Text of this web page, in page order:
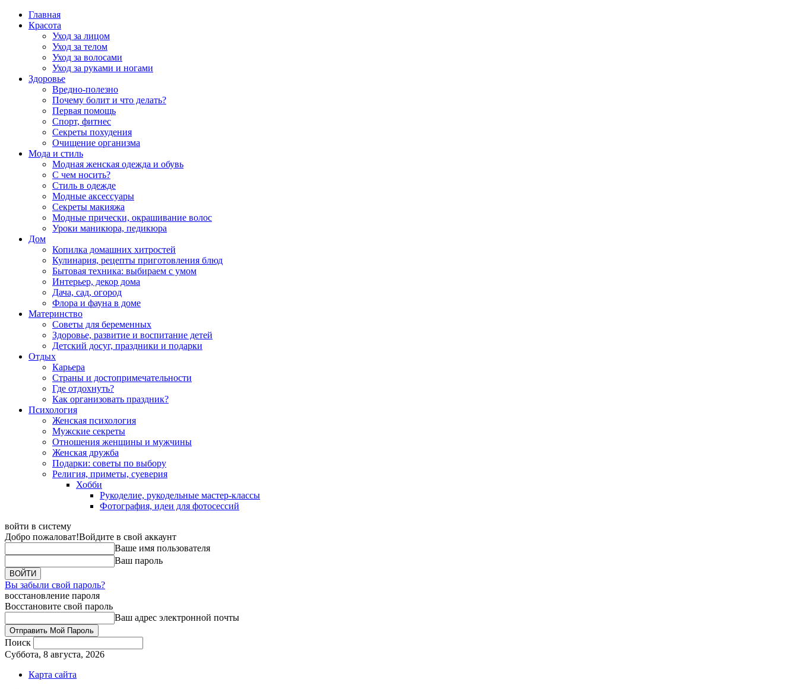
Главная
Красота
Уход за лицом
Уход за телом
Уход за волосами
Уход за руками и ногами
Здоровье
Вредно-полезно
Почему болит и что делать?
Первая помощь
Спорт, фитнес
Секреты похудения
Очищение организма
Мода и стиль
Модная женская одежда и обувь
С чем носить?
Стиль в одежде
Модные аксессуары
Секреты макияжа
Модные прически, окрашивание волос
Уроки маникюра, педикюра
Дом
Копилка домашних хитростей
Кулинария, рецепты приготовления блюд
Бытовая техника: выбираем с умом
Интерьер, декор дома
Дача, сад, огород
Флора и фауна в доме
Материнство
Советы для беременных
Здоровье, развитие и воспитание детей
Детский досуг, праздники и подарки
Отдых
Карьера
Страны и достопримечательности
Где отдохнуть?
Как организовать праздник?
Психология
Женская психология
Мужские секреты
Отношения женщины и мужчины
Женская дружба
Подарки: советы по выбору
Религия, приметы, суеверия
Хобби
Рукоделие, рукодельные мастер-классы
Фотография, идеи для фотосессий
войти в систему
Добро пожаловат!Войдите в свой аккаунт
Ваше имя пользователя
Ваш пароль
Вы забыли свой пароль?
восстановление пароля
Восстановите свой пароль
Ваш адрес электронной почты
Поиск
Суббота, 8 августа, 2026
Карта сайта